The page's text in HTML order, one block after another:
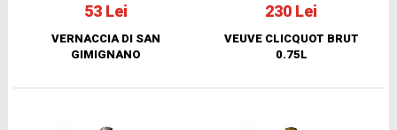
53 Lei
VERNACCIA DI SAN
GIMIGNANO
230 Lei
VEUVE CLICQUOT BRUT
0.75L